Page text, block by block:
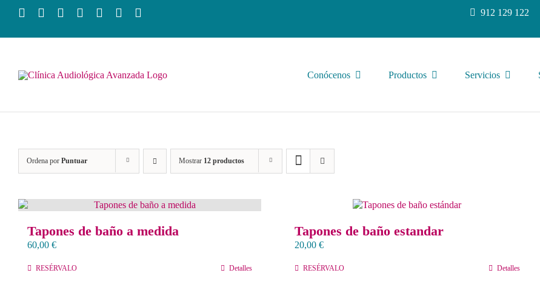
912 129 122
Conócenos Productos Servicios
Ordena por Puntuar Mostrar 12 productos
Tapones de baño a medida
60,00 €
RESÉRVALO Detalles
Tapones de baño estandar
20,00€
RESÉRVALO Detalles